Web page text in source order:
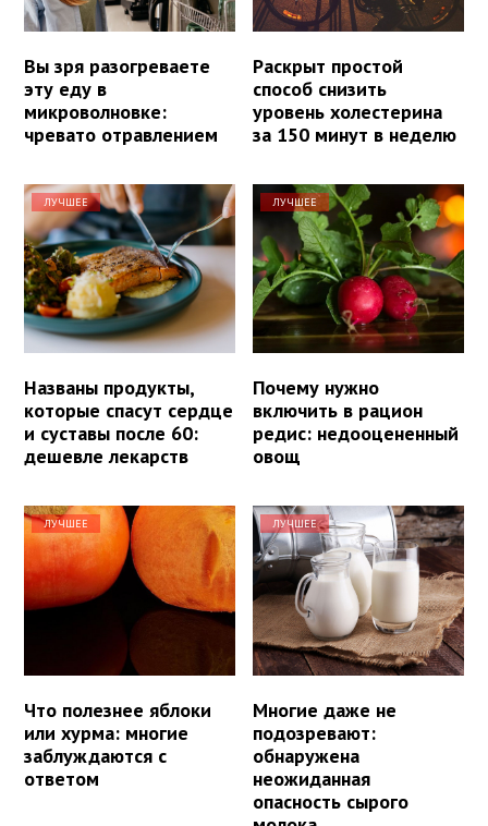
Вы зря разогреваете
эту еду в
микроволновке:
чревато отравлением
Раскрыт простой
способ снизить
уровень холестерина
за 150 минут в неделю
ЛУЧШЕЕ
Названы продукты,
которые спасут сердце
и суставы после 60:
дешевле лекарств
ЛУЧШЕЕ
Почему нужно
включить в рацион
редис: недооцененный
овощ
ЛУЧШЕЕ
Что полезнее яблоки
или хурма: многие
заблуждаются с
ответом
ЛУЧШЕЕ
Многие даже не
подозревают:
обнаружена
неожиданная
опасность сырого